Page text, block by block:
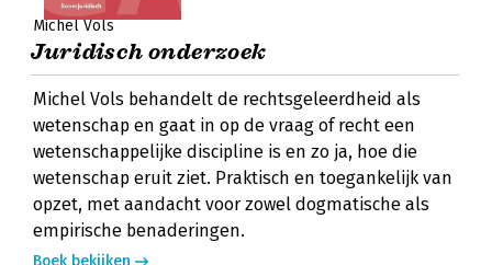
Michel Vols
Juridisch onderzoek
Michel Vols behandelt de rechtsgeleerdheid als
wetenschap en gaat in op de vraag of recht een
wetenschappelijke discipline is en zo ja, hoe die
wetenschap eruit ziet. Praktisch en toegankelijk van
opzet, met aandacht voor zowel dogmatische als
empirische benaderingen.
Boek bekijken